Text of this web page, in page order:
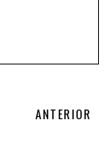
ANTERIOR